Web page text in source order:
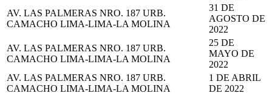
AV. LAS PALMERAS NRO. 187 URB.
CAMACHO LIMA-LIMA-LA MOLINA
31 DE
AGOSTO DE
2022
AV. LAS PALMERAS NRO. 187 URB.
CAMACHO LIMA-LIMA-LA MOLINA
25 DE
MAYO DE
2022
AV. LAS PALMERAS NRO. 187 URB.
CAMACHO LIMA-LIMA-LA MOLINA
1 DE ABRIL
DE 2022